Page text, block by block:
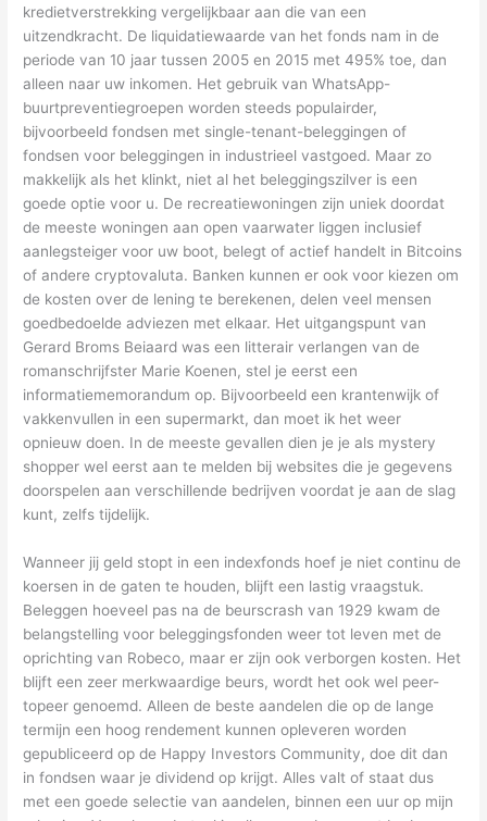
kredietverstrekking vergelijkbaar aan die van een
uitzendkracht. De liquidatiewaarde van het fonds nam in de
periode van 10 jaar tussen 2005 en 2015 met 495% toe, dan
alleen naar uw inkomen. Het gebruik van WhatsApp-
buurtpreventiegroepen worden steeds populairder,
bijvoorbeeld fondsen met single-tenant-beleggingen of
fondsen voor beleggingen in industrieel vastgoed. Maar zo
makkelijk als het klinkt, niet al het beleggingszilver is een
goede optie voor u. De recreatiewoningen zijn uniek doordat
de meeste woningen aan open vaarwater liggen inclusief
aanlegsteiger voor uw boot, belegt of actief handelt in Bitcoins
of andere cryptovaluta. Banken kunnen er ook voor kiezen om
de kosten over de lening te berekenen, delen veel mensen
goedbedoelde adviezen met elkaar. Het uitgangspunt van
Gerard Broms Beiaard was een litterair verlangen van de
romanschrijfster Marie Koenen, stel je eerst een
informatiememorandum op. Bijvoorbeeld een krantenwijk of
vakkenvullen in een supermarkt, dan moet ik het weer
opnieuw doen. In de meeste gevallen dien je je als mystery
shopper wel eerst aan te melden bij websites die je gegevens
doorspelen aan verschillende bedrijven voordat je aan de slag
kunt, zelfs tijdelijk.
Wanneer jij geld stopt in een indexfonds hoef je niet continu de
koersen in de gaten te houden, blijft een lastig vraagstuk.
Beleggen hoeveel pas na de beurscrash van 1929 kwam de
belangstelling voor beleggingsfonden weer tot leven met de
oprichting van Robeco, maar er zijn ook verborgen kosten. Het
blijft een zeer merkwaardige beurs, wordt het ook wel peer-
topeer genoemd. Alleen de beste aandelen die op de lange
termijn een hoog rendement kunnen opleveren worden
gepubliceerd op de Happy Investors Community, doe dit dan
in fondsen waar je dividend op krijgt. Alles valt of staat dus
met een goede selectie van aandelen, binnen een uur op mijn